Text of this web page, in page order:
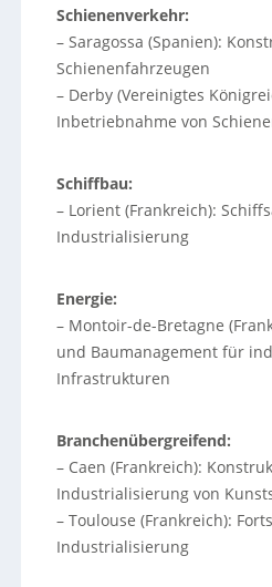
Schienenverkehr:
– Saragossa (Spanien):
Schienenfahrzeugen
– Derby (Vereinigtes
Inbetriebnahme von
Schiffbau:
– Lorient (Frankreich):
Industrialisierung
Energie:
– Montoir-de-Bretagne
und Baumanagement für
Infrastrukturen
Branchenübergreifend:
– Caen (Frankreich):
Industrialisierung von
– Toulouse (Frankreich):
Industrialisierung